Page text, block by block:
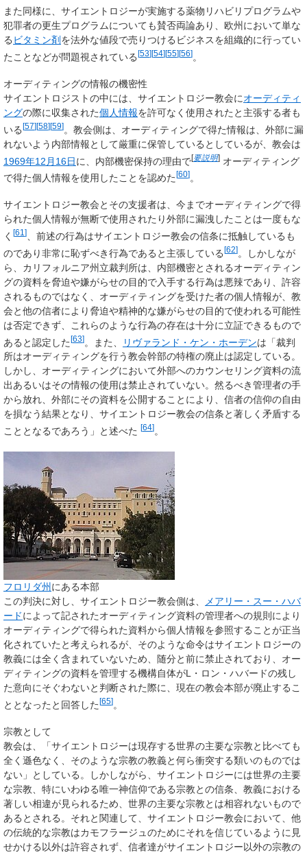
また同様に、サイエントロジーが実施する薬物リハビリプログラムや
犯罪者の更生プログラムについても賛否両論あり、欧州において単な
る ビタミン剤を法外な値段で売りつけるビジネスを組織的に行ってい
たことなどが問題視されている[53][54][55][56]。
オーディティングの情報の機密性
サイエントロジストの中には、サイエントロジー教会にオーディティ
ングの際に収集された個人情報を許可なく使用されたと主張する者も
いる[57][58][59]。教会側は、オーディティングで得た情報は、外部に漏
れないよう内部情報として厳重に保管しているとしているが、教会は
1969年12月16日に、内部機密保持の理由で[要説明] オーディティング
で得た個人情報を使用したことを認めた [60] 。
サイエントロジー教会とその支援者は、今までオーディティングで得
られた個人情報が無断で使用されたり外部に漏洩したことは一度もな
く [61 ]
、前述の行為はサイエントロジー教会の信条に抵触しているも
のであり非常に恥ずべき行為であると主張している [62] 。しかしなが
ら、カリフォルニア州立裁判所は、内部機密とされるオーディティン
グの資料を脅迫や嫌がらせの目的で入手する行為は悪辣であり、許容
されるものではなく、オーディティングを受けた者の個人情報が、教
会と他の信者により脅迫や精神的な嫌がらせの目的で使われる可能性
は否定できず、これらのような行為の存在は十分に立証できるもので
あると認定した[63]。また、 リヴァランド・ケン・ホーデンは「裁判
所はオーディティングを行う教会幹部の特権の廃止は認定している。
しかし、オーディティングにおいて外部へのカウンセリング資料の流
出あるいはその情報の使用は禁止されていない。然るべき管理者の手
から放れ、外部にその資料を公開することにより、信者の信仰の自由
を損なう結果となり、サイエントロジー教会の信条と著しく矛盾する
こととなるであろう」と述べた [64] 。
フロリダ州 にある本部
この判決に対し、サイエントロジー教会側は、
メアリー・スー・ハバ
ードによって記されたオーディティング資料の管理者への規則により
オーディティングで得られた資料から個人情報を参照することが正当
化されていたと考えられるが、そのような命令はサイエントロジーの
教義には全く含まれていないため、随分と前に禁止されており、オー
ディティングの資料を管理する機構自体がL・ロン・ハバードの残し
た意向にそぐわないと判断された際に、現在の教会本部が廃止するこ
ととなったと回答した[65]。
宗教として
教会は、「サイエントロジーは現存する世界の主要な宗教と比べても
全く遜色なく、そのような宗教の教義と何ら衝突する類いのものでは
ない」としている。しかしながら、サイエントロジーには世界の主要
な宗教、特にいわゆる唯一神信仰である宗教との信条、教義における
著しい相違が見られるため、世界の主要な宗教とは相容れないもので
あるとされる。それと関連して、サイエントロジー教会において、他
の伝統的な宗教はカモフラージュのためにそれを信じているように見
せかける以外は許容されず、信者達がサイエントロジー以外の宗教の